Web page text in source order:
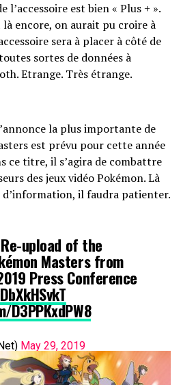
l’accessoire est bien « Plus + ».
là encore, on aurait pu croire à
sera à placer à côté de
sortes de données à
Etrange. Très étrange.
la plus importante de
est prévu pour cette année
ce titre, il s’agira de combattre
des jeux vidéo Pokémon. Là
il faudra patienter.
upload of the
Masters from
Press Conference
May 29, 2019